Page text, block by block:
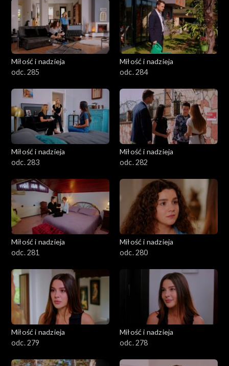
Miłość i nadzieja
odc. 285
Miłość i nadzieja
odc. 284
Miłość i nadzieja
odc. 283
Miłość i nadzieja
odc. 282
Miłość i nadzieja
odc. 281
Miłość i nadzieja
odc. 280
Miłość i nadzieja
odc. 279
Miłość i nadzieja
odc. 278